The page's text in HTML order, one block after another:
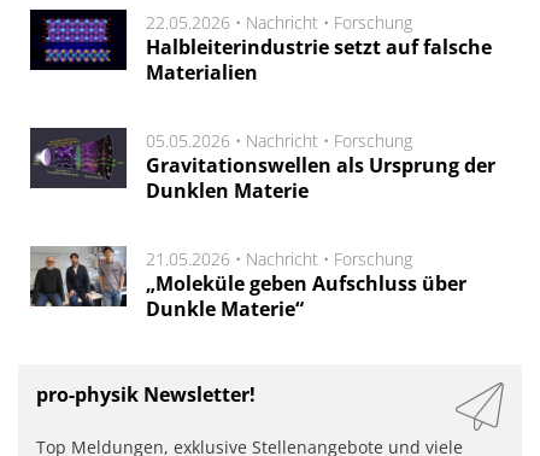
22.05.2026 • Nachricht • Forschung
Halbleiterindustrie setzt auf falsche
Materialien
05.05.2026 • Nachricht • Forschung
Gravitationswellen als Ursprung der
Dunklen Materie
21.05.2026 • Nachricht • Forschung
„Moleküle geben Aufschluss über
Dunkle Materie“
pro-physik Newsletter!
Top Meldungen, exklusive Stellenangebote und viele